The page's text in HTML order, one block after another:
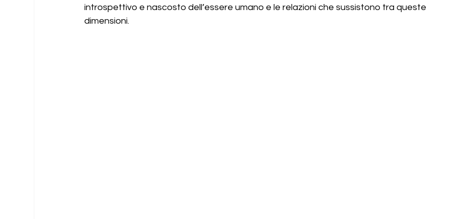
introspettivo e nascosto dell’essere umano e le relazioni che sussistono tra queste
dimensioni.